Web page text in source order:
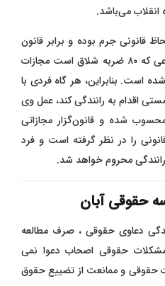
می‌باشد.
قانونی جرم بوده و برابر قانون
مجازات اسلامی علاوه بر حد شرعی که ۸۰ ضربه شلاق است مجازات
است. بنابراین، هر گاه فردی با
اقدام به رانندگی کند، عمل وی
شده و قانون‌گزار مجازاتی
را در نظر گرفته است و فرد
محروم خواهد شد.
آبان
دعاوی حقوقی ، صرف مطالعه
حقوقی اصحاب دعوا نمی
حقوقی و ممانعت از تضییع حقوق